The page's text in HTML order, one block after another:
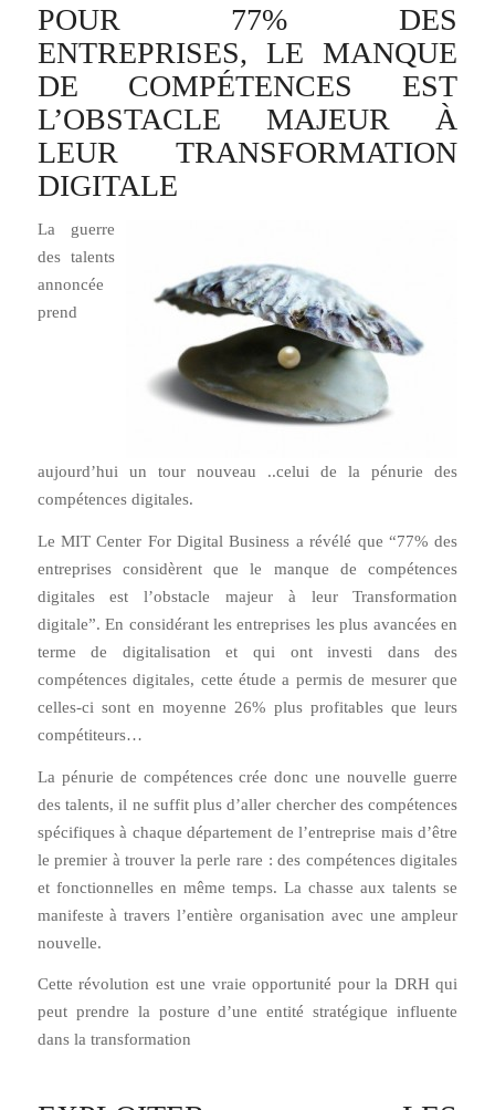
POUR 77% DES
ENTREPRISES, LE MANQUE
DE COMPÉTENCES EST
L’OBSTACLE MAJEUR À
LEUR TRANSFORMATION
DIGITALE
La guerre
des talents
annoncée
prend
aujourd’hui un tour nouveau ..celui de la pénurie des
compétences digitales.
Le MIT Center For Digital Business a révélé que “77% des
entreprises considèrent que le manque de compétences
digitales est l’obstacle majeur à leur Transformation
digitale”. En considérant les entreprises les plus avancées en
terme de digitalisation et qui ont investi dans des
compétences digitales, cette étude a permis de mesurer que
celles-ci sont en moyenne 26% plus profitables que leurs
compétiteurs…
La pénurie de compétences crée donc une nouvelle guerre
des talents, il ne suffit plus d’aller chercher des compétences
spécifiques à chaque département de l’entreprise mais d’être
le premier à trouver la perle rare : des compétences digitales
et fonctionnelles en même temps. La chasse aux talents se
manifeste à travers l’entière organisation avec une ampleur
nouvelle.
Cette révolution est une vraie opportunité pour la DRH qui
peut prendre la posture d’une entité stratégique influente
dans la transformation